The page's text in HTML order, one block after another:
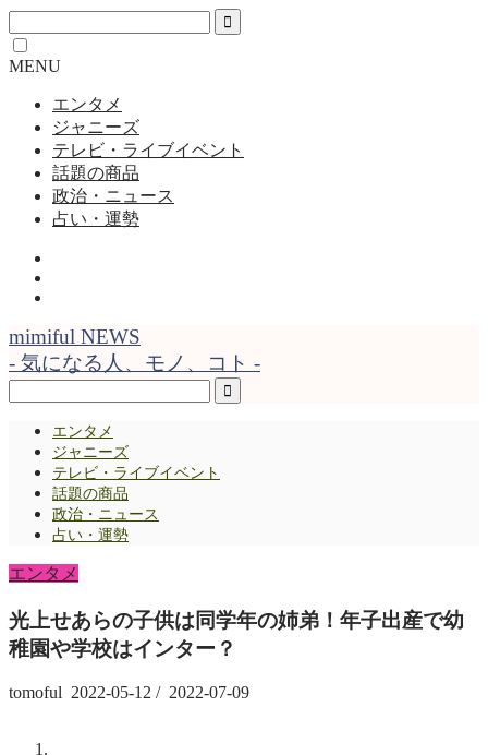
MENU
エンタメ
ジャニーズ
テレビ・ライブイベント
話題の商品
政治・ニュース
占い・運勢
mimiful NEWS
- 気になる人、モノ、コト -
エンタメ
ジャニーズ
テレビ・ライブイベント
話題の商品
政治・ニュース
占い・運勢
エンタメ
光上せあらの子供は同学年の姉弟！年子出産で幼
稚園や学校はインター？
tomoful 2022-05-12 / 2022-07-09